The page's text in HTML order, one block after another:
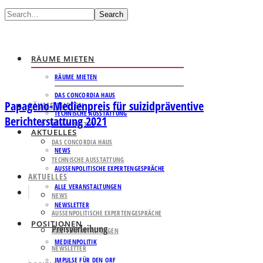
Search
RÄUME MIETEN
RÄUME MIETEN
DAS CONCORDIA HAUS
TECHNISCHE AUSSTATTUNG
AKTUELLES
NEWS
AUSSENPOLITISCHE EXPERTENGESPRÄCHE
ALLE VERANSTALTUNGEN
NEWSLETTER
POSITIONEN
MEDIENPOLITIK
IMPULSE FÜR DEN ORF
RÄUME MIETEN
RÄUME MIETEN
DAS CONCORDIA HAUS
TECHNISCHE AUSSTATTUNG
AKTUELLES
NEWS
AUSSENPOLITISCHE EXPERTENGESPRÄCHE
ALLE VERANSTALTUNGEN
NEWSLETTER
Papageno-Medienpreis für suizidpräventive
Berichterstattung 2021
Preisverleihung